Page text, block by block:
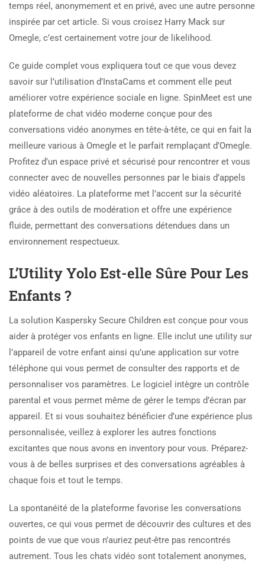
temps réel, anonymement et en privé, avec une autre personne
inspirée par cet article. Si vous croisez Harry Mack sur
Omegle, c’est certainement votre jour de likelihood.
Ce guide complet vous expliquera tout ce que vous devez
savoir sur l’utilisation d’InstaCams et comment elle peut
améliorer votre expérience sociale en ligne. SpinMeet est une
plateforme de chat vidéo moderne conçue pour des
conversations vidéo anonymes en tête-à-tête, ce qui en fait la
meilleure various à Omegle et le parfait remplaçant d’Omegle.
Profitez d’un espace privé et sécurisé pour rencontrer et vous
connecter avec de nouvelles personnes par le biais d’appels
vidéo aléatoires. La plateforme met l’accent sur la sécurité
grâce à des outils de modération et offre une expérience
fluide, permettant des conversations détendues dans un
environnement respectueux.
L’Utility Yolo Est-elle Sûre Pour Les
Enfants ?
La solution Kaspersky Secure Children est conçue pour vous
aider à protéger vos enfants en ligne. Elle inclut une utility sur
l’appareil de votre enfant ainsi qu’une application sur votre
téléphone qui vous permet de consulter des rapports et de
personnaliser vos paramètres. Le logiciel intègre un contrôle
parental et vous permet même de gérer le temps d’écran par
appareil. Et si vous souhaitez bénéficier d’une expérience plus
personnalisée, veillez à explorer les autres fonctions
excitantes que nous avons en inventory pour vous. Préparez-
vous à de belles surprises et des conversations agréables à
chaque fois et tout le temps.
La spontanéité de la plateforme favorise les conversations
ouvertes, ce qui vous permet de découvrir des cultures et des
points de vue que vous n’auriez peut-être pas rencontrés
autrement. Tous les chats vidéo sont totalement anonymes,